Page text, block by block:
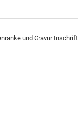
und Gravur Inschrift